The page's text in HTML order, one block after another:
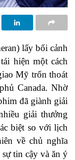
lấy bối cảnh
hiện một cách
Mỹ trốn thoát
Canada. Nhờ
đã giành giải
giải thưởng
biệt so với lịch
về chủ nghĩa
tin cậy và ăn ý